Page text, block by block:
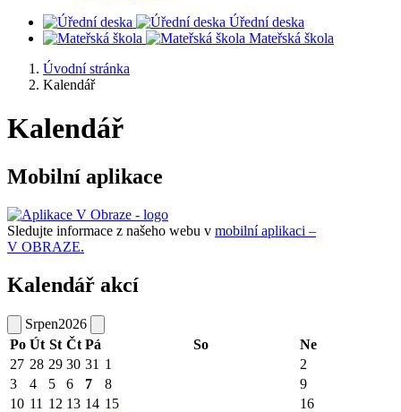
Úřední deska
Mateřská škola
Úvodní stránka
Kalendář
Kalendář
Mobilní aplikace
Sledujte informace z našeho webu v mobilní aplikaci –
V OBRAZE.
Kalendář akcí
Srpen2026
Po Út St Čt Pá So
Ne
27 28 29 30 31 1
2
3
4 5 6 7 8
9
10 11 12 13 14 15 16